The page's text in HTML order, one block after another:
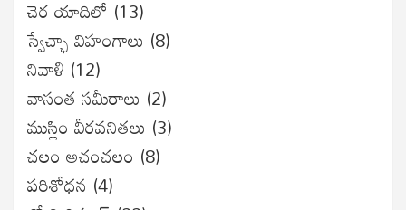
చెర యాదిలో (13)
స్వేచ్ఛా విహంగాలు (8)
నివాళి (12)
వాసంత సమీరాలు (2)
ముస్లిం వీరవనితలు (3)
చలం అచంచలం (8)
ప‌రిశోధ‌న‌ (4)